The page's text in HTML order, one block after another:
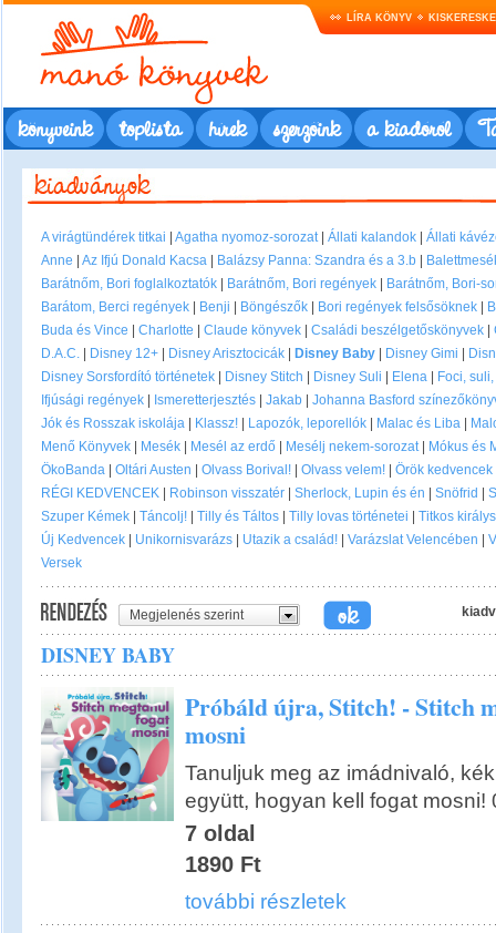
LÍRA KÖNYV
könyveink toplista hírek szerzőink a kiadóról
A virágtündérek titkai Agatha nyomoz-sorozat| Állati kalandok
Állati
Anne
Az Ifjú Donald Kacsa Balázsy Panna: Szandra és a 3.b
Barátnőm, Bori foglalkoztatók
Barátnőm, Bori regények
Barátnőm, Bori-
Barátom, Berci regények
Benji Böngészők Bori regények felsősöknek
Buda és Vince
Charlotte Claude könyvek Családi beszélgetőskönyvek
D.A.C.
Disney 12+ Disney Arisztocicák Disney Baby Disney Gimi
Disney Sorsfordító történetek
Disney Stitch Disney Suli Elena
Foci,
Ifjúsági regények
Ismeretterjesztés Jakab
Johanna Basford
Jók és Rosszak iskolája
Klassz! Lapozók, leporellók Malac és Liba
Menő Könyvek
Mesék Mesél az erdő Mesélj nekem-sorozat|
Mókus és
ÖkoBanda
Oltári Austen Olvass Borival! Olvass velem! Örök kedvencek
RÉGI KEDVENCEK
Robinson visszatér Sherlock, Lupin és én Snöfrid
Szuper Kémek
Táncolj! Tilly és Táltos Tilly lovas történetei
Titkos
Új Kedvencek
Unikornisvarázs Utazik a család! Varázslat Velencében
Versek
Megjelenés szerint
DISNEY BABY
Próbáld újra, Stitch! - Stitch
mosni
Tanuljuk meg az imádnivaló,
együtt, hogyan kell fogat mosni!
7 oldal
1890 Ft
további részletek